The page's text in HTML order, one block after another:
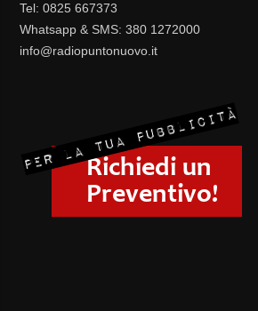
Tel: 0825 667373
Whatsapp & SMS: 380 1272000
info@radiopuntonuovo.it